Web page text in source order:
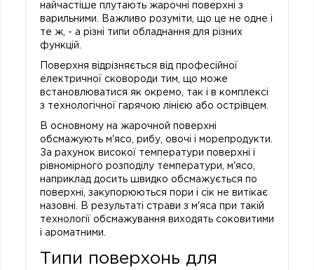
найчастіше плутають жарочні поверхні з
варильними. Важливо розуміти, що це не одне і
те ж, - а різні типи обладнання для різних
функцій.
Поверхня відрізняється від професійної
електричної сковороди тим, що може
встановлюватися як окремо, так і в комплексі
з технологічної гарячою лінією або острівцем.
В основному на жарочной поверхні
обсмажують м'ясо, рибу, овочі і морепродукти.
За рахунок високої температури поверхні і
рівномірного розподілу температури, м'ясо,
наприклад досить швидко обсмажується по
поверхні, закупорюються пори і сік не витікає
назовні. В результаті страви з м'яса при такій
технології обсмажування виходять соковитими
і ароматними.
Типи поверхонь для